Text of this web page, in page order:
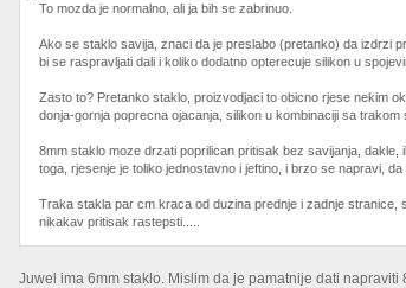
To mozda je normalno, ali ja bih se zabrinuo.
Ako se staklo savija, znaci da je preslabo (pretanko) da izdrzi
bi se raspravljati dali i koliko dodatno opterecuje silikon u
Zasto to? Pretanko staklo, proizvodjaci to obicno rjese nekim
donja-gornja poprecna ojacanja, silikon u kombinaciji sa
8mm staklo moze drzati poprilican pritisak bez savijanja,
toga, rjesenje je toliko jednostavno i jeftino, i brzo se napravi, da
Traka stakla par cm kraca od duzina prednje i zadnje stranice,
nikakav pritisak rastepsti.....
Juwel ima 6mm staklo. Mislim da je pamatnije dati